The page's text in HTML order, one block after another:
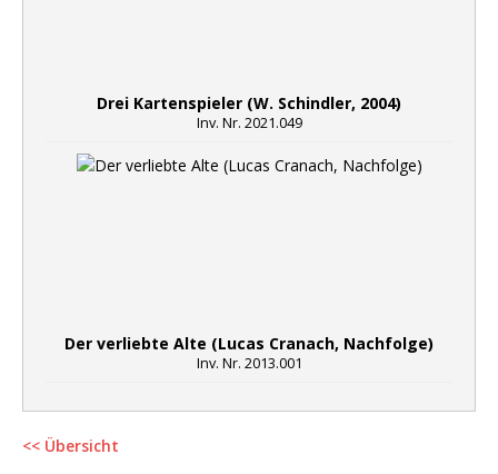
Drei Kartenspieler (W. Schindler, 2004)
Inv. Nr. 2021.049
Der verliebte Alte (Lucas Cranach, Nachfolge)
Inv. Nr. 2013.001
<< Übersicht